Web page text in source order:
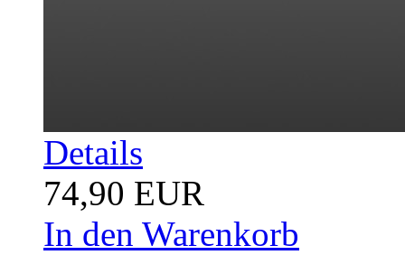
Details
74,90 EUR
In den Warenkorb